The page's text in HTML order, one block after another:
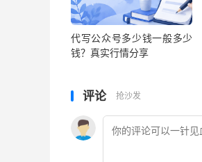
代写公众号多少钱一般多少
钱？真实行情分享
评论 抢沙发